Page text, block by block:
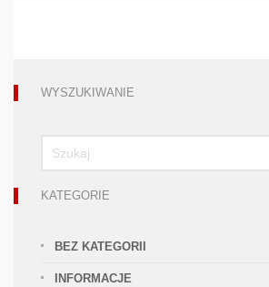
WYSZUKIWANIE
KATEGORIE
BEZ KATEGORII
INFORMACJE